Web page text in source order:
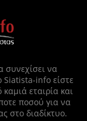
συνεχίσει να
Siatista-info είστε
εταιρία και
ποσού για να
στο διαδίκτυο.